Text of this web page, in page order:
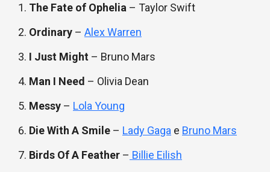
The Fate of Ophelia – Taylor Swift
Ordinary – Alex Warren
I Just Might – Bruno Mars
Man I Need – Olivia Dean
Messy – Lola Young
Die With A Smile – Lady Gaga e Bruno Mars
Birds Of A Feather – Billie Eilish